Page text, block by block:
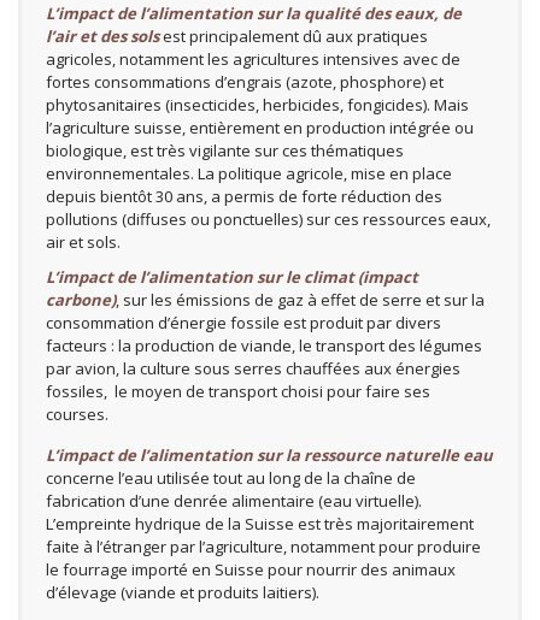
L’impact de l’alimentation sur la qualité des eaux, de
l’air et des solsest principalement dû aux pratiques
agricoles, notamment les agricultures intensives avec de
fortes consommations d’engrais (azote, phosphore) et
phytosanitaires (insecticides, herbicides, fongicides). Mais
l’agriculture suisse, entièrement en production intégrée ou
biologique, est très vigilante sur ces thématiques
environnementales. La politique agricole, mise en place
depuis bientôt 30 ans, a permis de forte réduction des
pollutions (diffuses ou ponctuelles) sur ces ressources eaux,
air et sols.
L’impact de l’alimentation sur le climat (impact
carbone), sur les émissions de gaz à effet de serre et sur la
consommation d’énergie fossile est produit par divers
facteurs : la production de viande, le transport des légumes
par avion, la culture sous serres chauffées aux énergies
fossiles, le moyen de transport choisi pour faire ses
courses.
L’impact de l’alimentation sur la ressource naturelle eau
concerne l’eau utilisée tout au long de la chaîne de
fabrication d’une denrée alimentaire (eau virtuelle).
L’empreinte hydrique de la Suisse est très majoritairement
faite à l’étranger par l’agriculture, notamment pour produire
le fourrage importé en Suisse pour nourrir des animaux
d’élevage (viande et produits laitiers).